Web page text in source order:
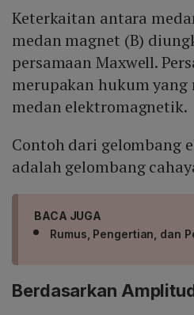
Keterkaitan antara
medan magnet (B)
persamaan Maxwell.
merupakan hukum yang
medan elektromagnetik.
Contoh dari gelombang
adalah gelombang
BACA JUGA
Rumus, Pengertian, dan
Berdasarkan